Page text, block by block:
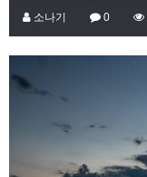
소나기 0